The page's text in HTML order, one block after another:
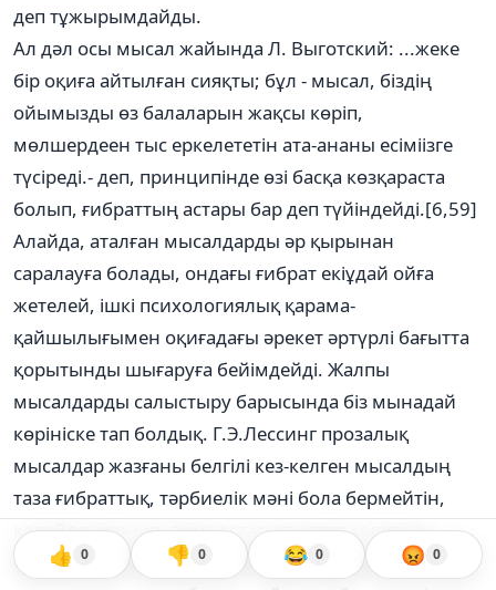
деп тұжырымдайды.
Ал дәл осы мысал жайында Л. Выготский: ...жеке
бір оқиға айтылған сияқты; бұл - мысал, біздің
ойымызды өз балаларын жақсы көріп,
мөлшердеен тыс еркелететін ата-ананы есіміізге
түсіреді.- деп, принципінде өзі басқа көзқараста
болып, ғибраттың астары бар деп түйіндейді.[6,59]
Алайда, аталған мысалдарды әр қырынан
саралауға болады, ондағы ғибрат екіұдай ойға
жетелей, ішкі психологиялық қарама-
қайшылығымен оқиғадағы әрекет әртүрлі бағытта
қорытынды шығаруға бейімдейді. Жалпы
мысалдарды салыстыру барысында біз мынадай
көрініске тап болдық. Г.Э.Лессинг прозалық
мысалдар жазғаны белгілі кез-келген мысалдың
таза ғибраттық, тәрбиелік мәні бола бермейтін,
қалайда ирония, әжуа астасып қатар келетінін
байқаған. Сондықтан кейбір мысалдарда
👍 0 👎 0 😂 0 😡 0